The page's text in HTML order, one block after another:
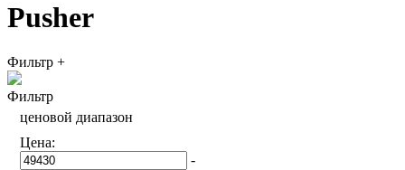
Pusher
Фильтр +
Фильтр
ценовой диапазон
Цена:
-